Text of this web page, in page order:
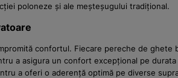
poloneze și ale meșteșugului tradițional.
confortul. Fiecare pereche de
a asigura un confort excepțional pe
a oferi o aderență optimă pe diverse